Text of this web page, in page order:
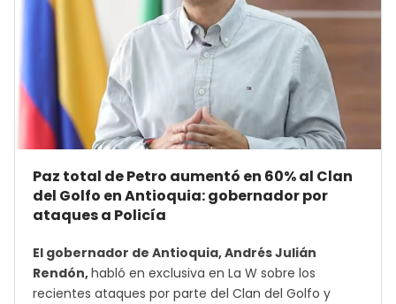
Paz total de Petro aumentó en 60% al Clan
del Golfo en Antioquia: gobernador por
ataques a Policía
El gobernador de Antioquia, Andrés Julián
Rendón,habló en exclusiva en La W sobre los
recientes ataques por parte del Clan del Golfo y